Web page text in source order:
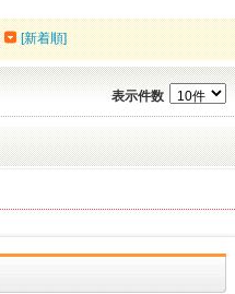
[新着順]
表示件数